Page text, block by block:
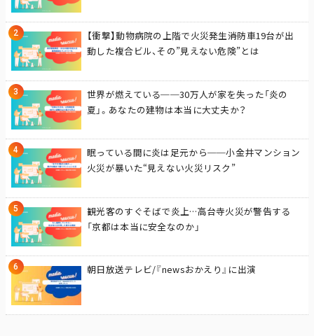
【衝撃】動物病院の上階で火災発生――消防車19台が出
動した複合ビル、その”見えない危険”とは
世界が燃えている──30万人が家を失った「炎の
夏」。あなたの建物は本当に大丈夫か？
眠っている間に炎は足元から──小金井マンション
火災が暴いた“見えない火災リスク”
観光客のすぐそばで炎上…高台寺火災が警告する
「京都は本当に安全なのか」
朝日放送テレビ/『newsおかえり』に出演